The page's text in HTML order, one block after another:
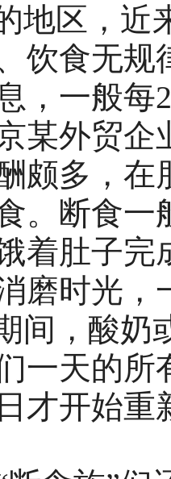
地区，
饮食无规
，一般每
某外贸企
颇多，在
。断食一
着肚子完
磨时光，
间，酸
一天的所
才开始重